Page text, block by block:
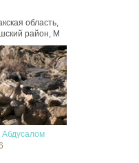
область,
район, М